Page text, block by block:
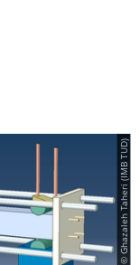
© Ghazaleh Taheri (IMB TUD)